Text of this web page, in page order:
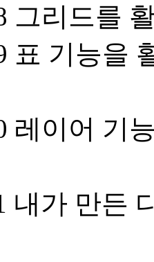
그리드를
표 기능을
레이어 기
내가 만든